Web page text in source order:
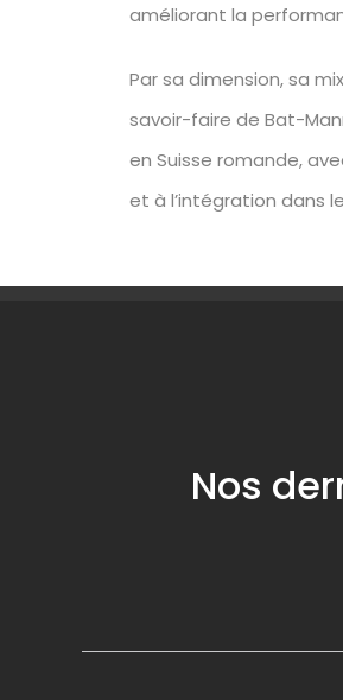
améliorant la
Par sa dimension, sa
savoir-faire de Bat-
en Suisse romande,
et à l’intégration dans
Nos